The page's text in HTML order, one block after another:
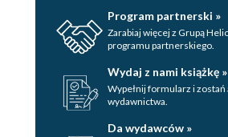
Program partnerski »
Zarabiaj więcej z Grupą
programu partnerskiego.
Wydaj z nami książkę »
Wypełnij formularz i
wydawnictwa.
Da wydawców »